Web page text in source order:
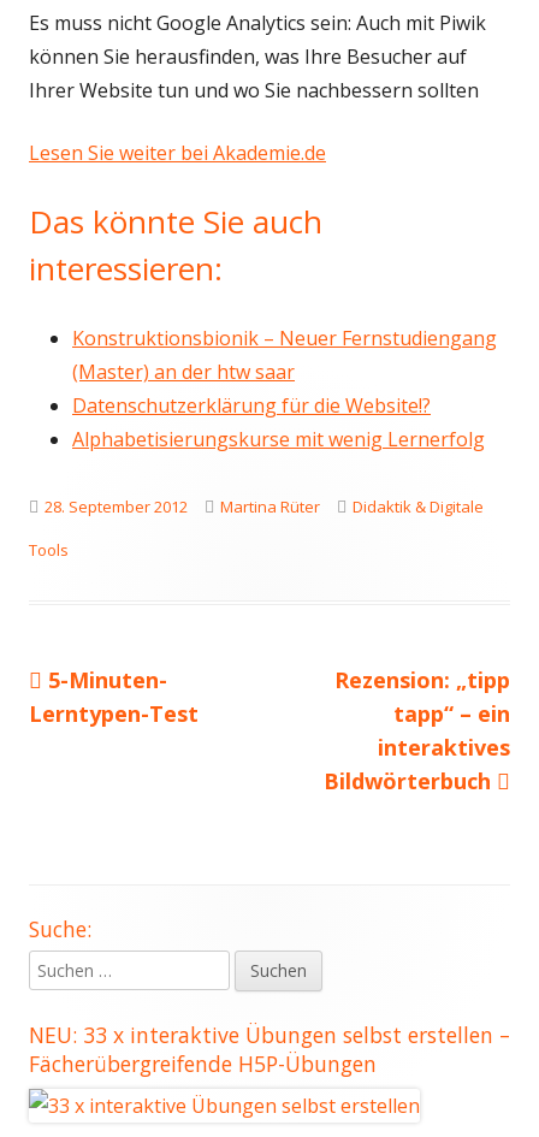
Es muss nicht Google Analytics sein: Auch mit Piwik
können Sie herausfinden, was Ihre Besucher auf
Ihrer Website tun und wo Sie nachbessern sollten
Lesen Sie weiter bei Akademie.de
Das könnte Sie auch
interessieren:
Konstruktionsbionik – Neuer Fernstudiengang
(Master) an der htw saar
Datenschutzerklärung für die Website!?
Alphabetisierungskurse mit wenig Lernerfolg
Veröffentlicht
am
28. September 2012 Autor
Martina Rüter Kategorien
Didaktik & Digitale
Tools
Beitragsnavigation
Vorheriger
Beitrag:
5-Minuten-
Lerntypen-Test
Nächster
Beitrag
Rezension: „tipp
tapp“ – ein
interaktives
Bildwörterbuch
Haupt-
Seitenleiste
Suche:
Suchen
nach:
NEU: 33 x interaktive Übungen selbst erstellen –
Fächerübergreifende H5P-Übungen